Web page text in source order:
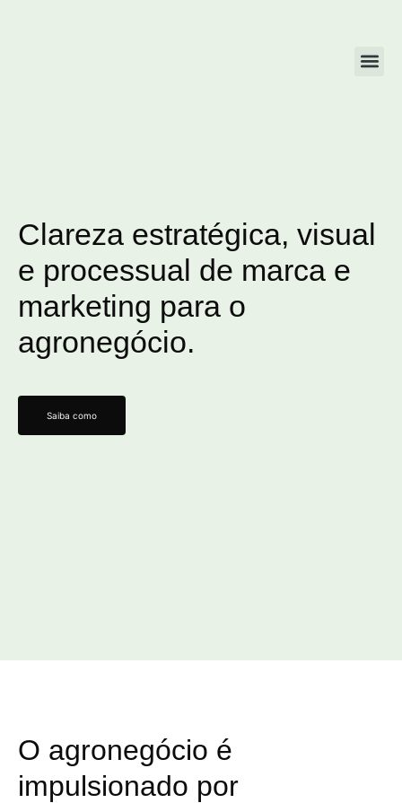
Clareza estratégica, visual
e processual de marca e
marketing para o
agronegócio.
Saiba como
O agronegócio é
impulsionado por